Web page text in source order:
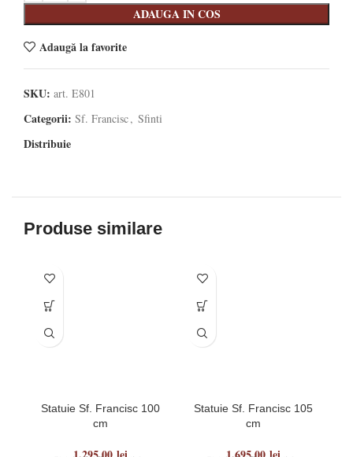
ADAUGA IN COS
Adaugă la favorite
SKU: art. E801
Categorii: Sf. Francisc, Sfinti
Distribuie
Produse similare
Statuie Sf. Francisc 100
cm
Statuie Sf. Francisc 105
cm